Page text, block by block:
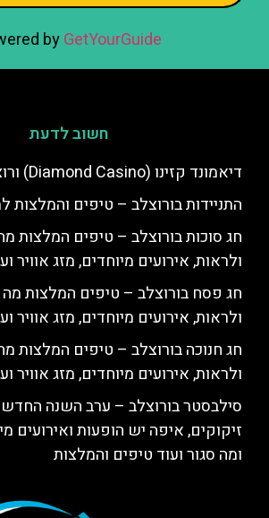
byGetYourGuide
חשוב לדעת
דיאמונד קזינו (Diamond Casino) ורוצלב
התניידות בורוצלב – טיפים והמלצות
חג סוכות בורוצלב – טיפים המלצות
ולראות, אירועים מיוחדים, מזג אוויר
חג פסח בורוצלב – טיפים המלצות
ולראות, אירועים מיוחדים, מזג אוויר
חג חנוכה בורוצלב – טיפים המלצות
ולראות, אירועים מיוחדים, מזג אוויר
סילבסטר בורוצלב – ערב השנה
זיקוקים, איפה יש הופעות ואירועים
ומה סגור ועוד טיפים והמלצות